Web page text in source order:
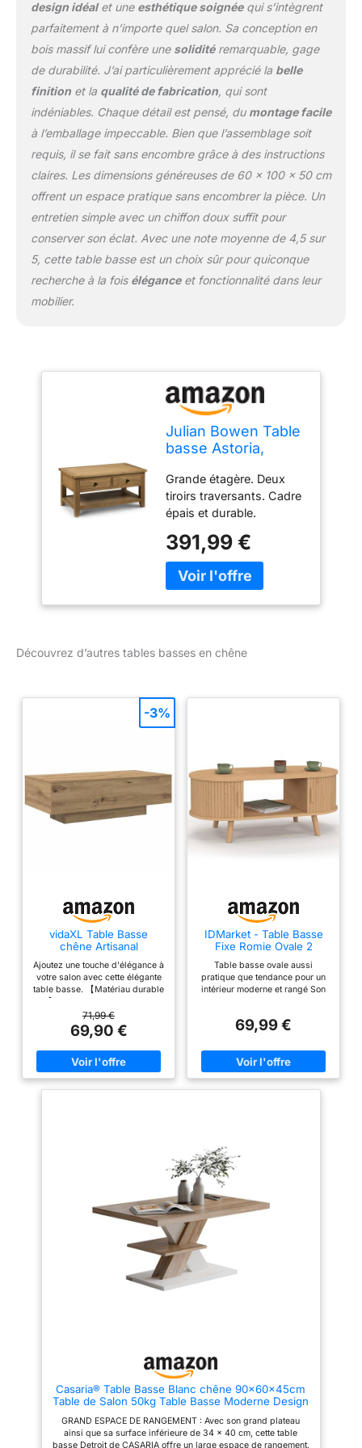
design idéalet une esthétique soignéequi s’intègrent
parfaitement à n’importe quel salon. Sa conception en
bois massif lui confère une soliditéremarquable, gage
de durabilité. J’ai particulièrement apprécié la belle
finitionet la qualité de fabrication, qui sont
indéniables. Chaque détail est pensé, du montage facile
à l’emballage impeccable. Bien que l’assemblage soit
requis, il se fait sans encombre grâce à des instructions
claires. Les dimensions généreuses de 60 x 100 x 50 cm
offrent un espace pratique sans encombrer la pièce. Un
entretien simple avec un chiffon doux suffit pour
conserver son éclat. Avec une note moyenne de 4,5 sur
5, cette table basse est un choix sûr pour quiconque
recherche à la fois éléganceet fonctionnalité dans leur
mobilier.
Julian Bowen Table
basse Astoria,
Grande étagère. Deux
tiroirs traversants. Cadre
épais et durable.
Hauteur : 50 cm. Largeur
: 100 cm. Profondeur : 60
cm.
391,99 €
Découvrez d’autres tables basses en chêne
vidaXL Table Basse
chêne Artisanal
d'ingénierie
Ajoutez une touche d'élégance à
votre salon avec cette élégante
table basse. 【Matériau durable
d'une qualité exceptionnelle
avec une surface lisse et se
caractérise également par sa
solidité, stabilité et résistance à
l'humidité. 【Dessus de table
robuste :】 la table basse a un
chiffon humide et nécessite peu
d'entretien. 【Multifonctionnelle
:】 vous pouvez l'utiliser à côté
de votre lit. Elle peut également
servir de bout de canapé de
salon pour placer vos collations
71,99 €
69,90 €
-3%
IDMarket - Table Basse
Fixe Romie Ovale 2
Lattes
Table basse ovale aussi
pratique que tendance pour un
intérieur moderne et rangé Son
votre pièce Ses rangements
portes coulissantes en font une
table basse design et
fonctionnelle Stabilité et qualité
69,99 €
Casaria® Table Basse Blanc chêne 90x60x45cm
Table de Salon 50kg Table Basse Moderne Design
GRAND ESPACE DE RANGEMENT : Avec son grand plateau
ainsi que sa surface inférieure de 34 x 40 cm, cette table
basse Detroit de CASARIA offre un large espace de rangement.